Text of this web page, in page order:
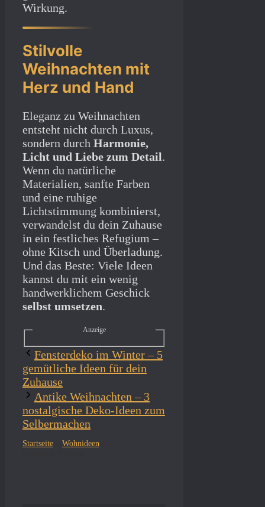
Wirkung.
Stilvolle
Weihnachten mit
Herz und Hand
Eleganz zu Weihnachten
entsteht nicht durch Luxus,
sondern durch Harmonie,
Licht und Liebe zum Detail.
Wenn du natürliche
Materialien, sanfte Farben
und eine ruhige
Lichtstimmung kombinierst,
verwandelst du dein Zuhause
in ein festliches Refugium –
ohne Kitsch und Überladung.
Und das Beste: Viele Ideen
kannst du mit ein wenig
handwerklichem Geschick
selbst umsetzen.
Anzeige
Fensterdeko im Winter – 5
gemütliche Ideen für dein
Zuhause
Antike Weihnachten – 3
nostalgische Deko-Ideen zum
Selbermachen
Startseite Wohnideen